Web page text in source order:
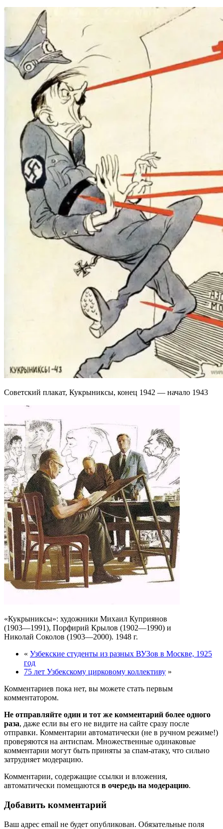
Советский плакат, Кукрыниксы, конец 1942 — начало 1943
«Кукрыниксы»: художники Михаил Куприянов
(1903—1991), Порфирий Крылов (1902—1990) и
Николай Соколов (1903—2000). 1948 г.
« Узбекские студенты из разных ВУЗов в Москве, 1925
год
75 лет Узбекскому цирковому коллективу »
Комментариев пока нет, вы можете стать первым
комментатором.
Не отправляйте один и тот же комментарий более одного
раза, даже если вы его не видите на сайте сразу после
отправки. Комментарии автоматически (не в ручном режиме!)
проверяются на антиспам. Множественные одинаковые
комментарии могут быть приняты за спам-атаку, что сильно
затрудняет модерацию.
Комментарии, содержащие ссылки и вложения,
автоматически помещаются в очередь на модерацию.
Добавить комментарий
Ваш адрес email не будет опубликован. Обязательные поля